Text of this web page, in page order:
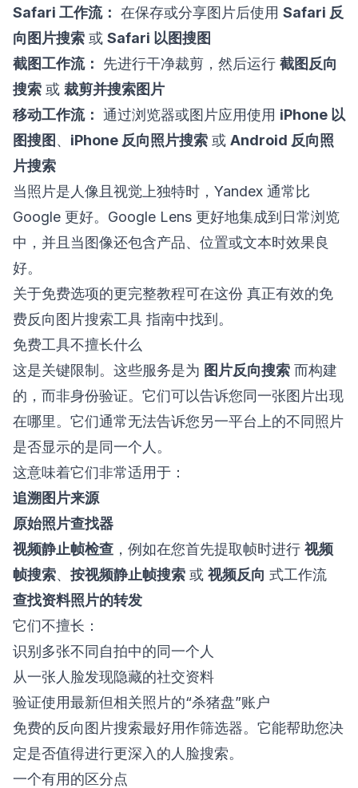
Safari 工作流： 在保存或分享图片后使用 Safari 反
向图片搜索 或 Safari 以图搜图
截图工作流：
先进行干净裁剪，然后运行 截图反向
搜索 或 裁剪并搜索图片
移动工作流： 通过浏览器或图片应用使用 iPhone 以
图搜图 、 iPhone 反向照片搜索 或 Android 反向照
片搜索
当照片是人像且视觉上独特时，Yandex 通常比
Google 更好。Google Lens 更好地集成到日常浏览
中，并且当图像还包含产品、位置或文本时效果良
好。
关于免费选项的更完整教程可在这份 真正有效的免
费反向图片搜索工具 指南中找到。
免费工具不擅长什么
这是关键限制。这些服务是为 图片反向搜索 而构建
的，而非身份验证。它们可以告诉您同一张图片出现
在哪里。它们通常无法告诉您另一平台上的不同照片
是否显示的是同一个人。
这意味着它们非常适用于：
追溯图片来源
原始照片查找器
视频静止帧检查 ，例如在您首先提取帧时进行 视频
帧搜索、 按视频静止帧搜索 或 视频反向 式工作流
查找资料照片的转发
它们不擅长：
识别多张不同自拍中的同一个人
从一张人脸发现隐藏的社交资料
验证使用最新但相关照片的“杀猪盘”账户
免费的反向图片搜索最好用作筛选器。它能帮助您决
定是否值得进行更深入的人脸搜索。
一个有用的区分点